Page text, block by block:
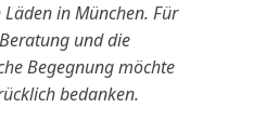
in München. Für
und die
Begegnung möchte
bedanken.